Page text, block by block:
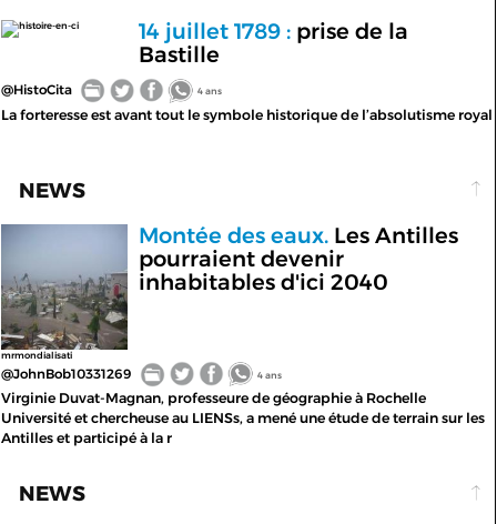
histoire-en-ci 14 juillet 1789 :prise de la
Bastille
@HistoCita 4 ans
La forteresse est avant tout le symbole historique de l’absolutisme royal
NEWS
mrmondialisati
Montée des eaux.Les Antilles
pourraient devenir
inhabitables d'ici 2040
@JohnBob10331269 4 ans
Virginie Duvat-Magnan, professeure de géographie à Rochelle
Université et chercheuse au LIENSs, a mené une étude de terrain sur les
Antilles et participé à la r
NEWS